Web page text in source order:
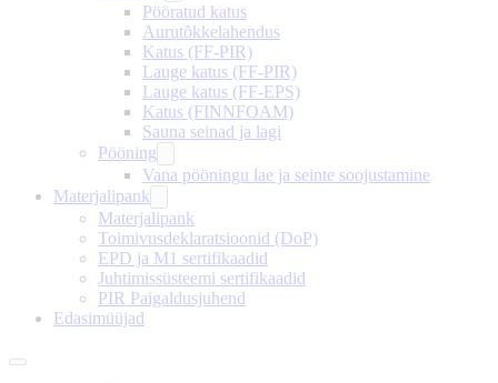
Pööratud katus
Aurutõkkelahendus
Katus (FF-PIR)
Lauge katus (FF-PIR)
Lauge katus (FF-EPS)
Katus (FINNFOAM)
Sauna seinad ja lagi
Pööning
Vana pööningu lae ja seinte soojustamine
Materjalipank
Materjalipank
Toimivusdeklaratsioonid (DoP)
EPD ja M1 sertifikaadid
Juhtimissüsteemi sertifikaadid
PIR Paigaldusjuhend
Edasimüüjad